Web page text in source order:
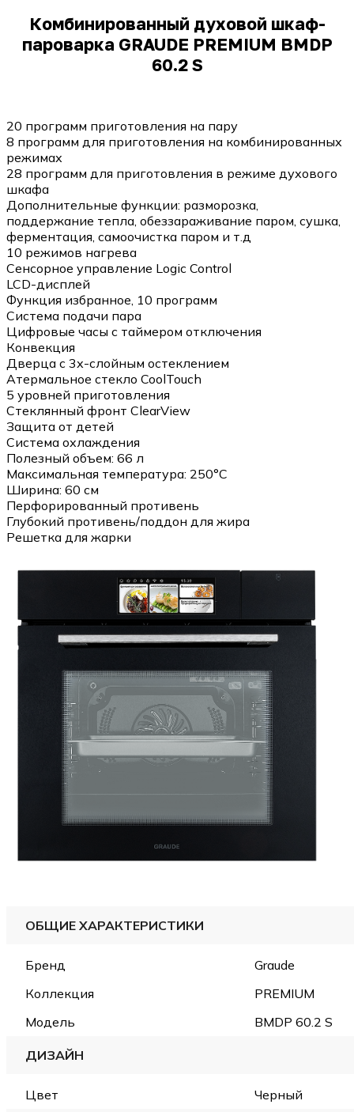
Комбинированный духовой шкаф-
пароварка GRAUDE PREMIUM BMDP
60.2 S
20 программ приготовления на пару
8 программ для приготовления на комбинированных
режимах
28 программ для приготовления в режиме духового
шкафа
Дополнительные функции: разморозка,
поддержание тепла, обеззараживание паром, сушка,
ферментация, самоочистка паром и т.д
10 режимов нагрева
Сенсорное управление Logic Control
LCD-дисплей
Функция избранное, 10 программ
Система подачи пара
Цифровые часы с таймером отключения
Конвекция
Дверца с 3х-слойным остеклением
Атермальное стекло CoolTouch
5 уровней приготовления
Стеклянный фронт ClearView
Защита от детей
Система охлаждения
Полезный объем: 66 л
Максимальная температура: 250°C
Ширина: 60 см
Перфорированный противень
Глубокий противень/поддон для жира
Решетка для жарки
ОБЩИЕ ХАРАКТЕРИСТИКИ
Бренд
Graude
Коллекция
PREMIUM
Модель
BMDP 60.2 S
ДИЗАЙН
Цвет Черный